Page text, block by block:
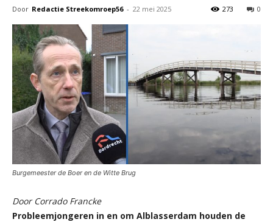
Door Redactie Streekomroep56 - 22 mei 2025 0
273
Burgemeester de Boer en de Witte Brug
Door Corrado Francke
Probleemjongeren in en om Alblasserdam houden de